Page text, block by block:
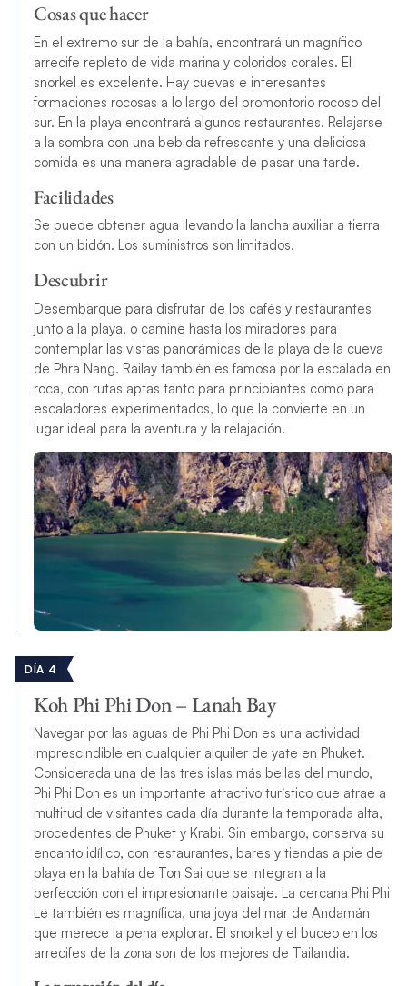
Cosas que hacer
En el extremo sur de la bahía, encontrará un magnífico
arrecife repleto de vida marina y coloridos corales. El
snorkel es excelente. Hay cuevas e interesantes
formaciones rocosas a lo largo del promontorio rocoso del
sur. En la playa encontrará algunos restaurantes. Relajarse
a la sombra con una bebida refrescante y una deliciosa
comida es una manera agradable de pasar una tarde.
Facilidades
Se puede obtener agua llevando la lancha auxiliar a tierra
con un bidón. Los suministros son limitados.
Descubrir
Desembarque para disfrutar de los cafés y restaurantes
junto a la playa, o camine hasta los miradores para
contemplar las vistas panorámicas de la playa de la cueva
de Phra Nang. Railay también es famosa por la escalada en
roca, con rutas aptas tanto para principiantes como para
escaladores experimentados, lo que la convierte en un
lugar ideal para la aventura y la relajación.
DÍA 4
Koh Phi Phi Don – Lanah Bay
Navegar por las aguas de Phi Phi Don es una actividad
imprescindible en cualquier alquiler de yate en Phuket.
Considerada una de las tres islas más bellas del mundo,
Phi Phi Don es un importante atractivo turístico que atrae a
multitud de visitantes cada día durante la temporada alta,
procedentes de Phuket y Krabi. Sin embargo, conserva su
encanto idílico, con restaurantes, bares y tiendas a pie de
playa en la bahía de Ton Sai que se integran a la
perfección con el impresionante paisaje. La cercana Phi Phi
Le también es magnífica, una joya del mar de Andamán
que merece la pena explorar. El snorkel y el buceo en los
arrecifes de la zona son de los mejores de Tailandia.